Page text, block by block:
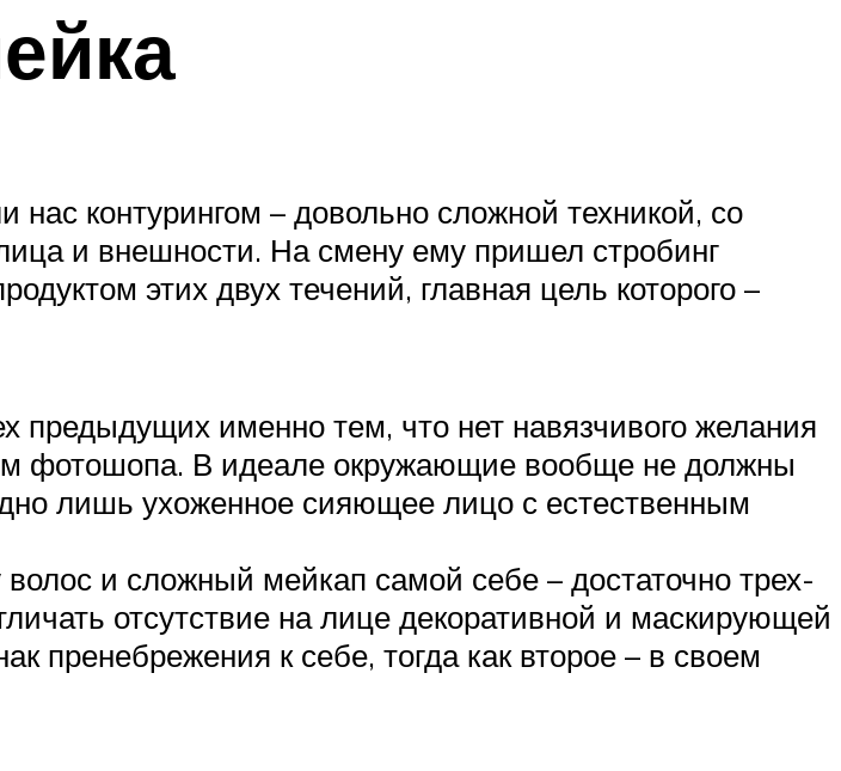
контурингом – довольно сложной техникой, со
и внешности. На смену ему пришел стробинг
этих двух течений, главная цель которого –
предыдущих именно тем, что нет навязчивого желания
фотошопа. В идеале окружающие вообще не должны
лишь ухоженное сияющее лицо с естественным
и сложный мейкап самой себе – достаточно трех-
отсутствие на лице декоративной и маскирующей
пренебрежения к себе, тогда как второе – в своем